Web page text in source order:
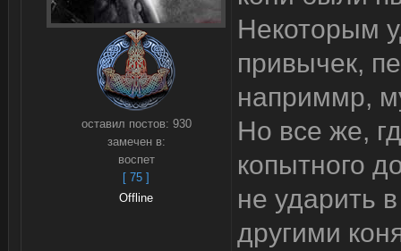
оставил постов: 930
замечен в:
воспет
[ 75 ]
Offline
Некоторым
привычек,
наприммр,
Но все же,
копытного
не ударить
другими